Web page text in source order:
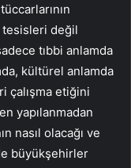
tesisleri değil
tıbbi anlamda
kültürel anlamda
çalışma etiğini
yapılanmadan
nasıl olacağı ve
büyükşehirler